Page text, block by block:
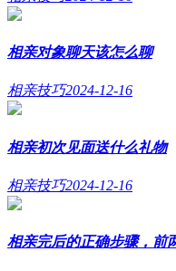
相亲对象聊天该怎么聊
相亲技巧2024-12-16
相亲初次见面送什么礼物
相亲技巧2024-12-16
相亲完后的正确步骤，前